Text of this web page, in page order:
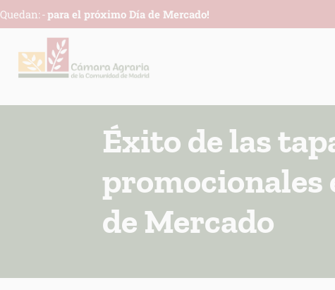
Quedan:-para el próximo Día de Mercado!
Éxito de las
promocionales
de Mercado